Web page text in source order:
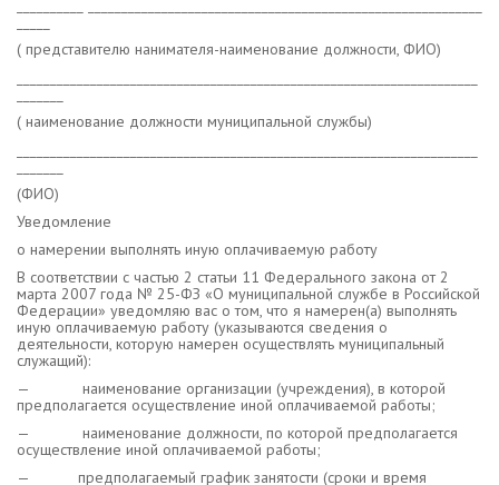
( представителю нанимателя-наименование должности, ФИО)
( наименование должности муниципальной службы)
(ФИО)
Уведомление
о намерении выполнять иную оплачиваемую работу
В соответствии с частью 2 статьи 11 Федерального закона от 2
марта 2007 года № 25-ФЗ «О муниципальной службе в Российской
Федерации» уведомляю вас о том, что я намерен(а) выполнять
иную оплачиваемую работу (указываются сведения о
деятельности, которую намерен осуществлять муниципальный
служащий):
— наименование организации (учреждения), в которой
предполагается осуществление иной оплачиваемой работы;
— наименование должности, по которой предполагается
осуществление иной оплачиваемой работы;
— предполагаемый график занятости (сроки и время